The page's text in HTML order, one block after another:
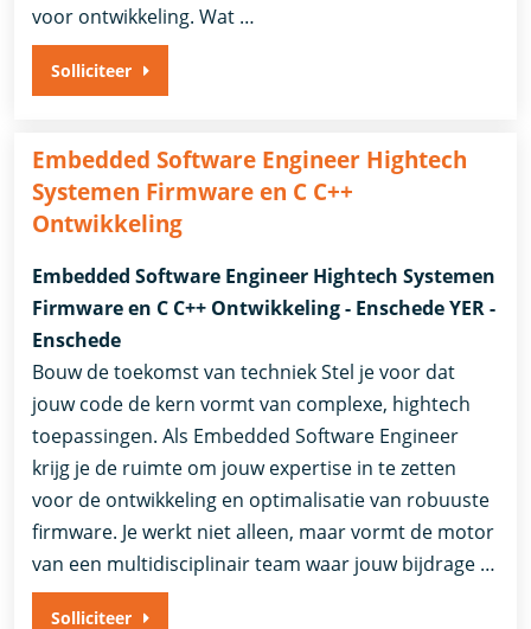
voor ontwikkeling. Wat …
Solliciteer
Embedded Software Engineer Hightech
Systemen Firmware en C C++
Ontwikkeling
Embedded Software Engineer Hightech Systemen
Firmware en C C++ Ontwikkeling - Enschede YER -
Enschede
Bouw de toekomst van techniek Stel je voor dat
jouw code de kern vormt van complexe, hightech
toepassingen. Als Embedded Software Engineer
krijg je de ruimte om jouw expertise in te zetten
voor de ontwikkeling en optimalisatie van robuuste
firmware. Je werkt niet alleen, maar vormt de motor
van een multidisciplinair team waar jouw bijdrage …
Solliciteer